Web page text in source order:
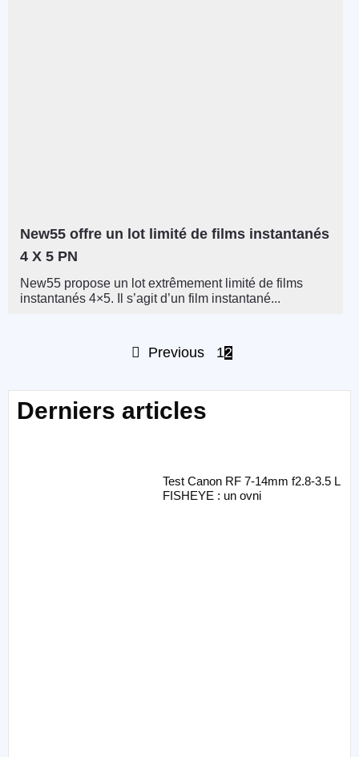
New55 offre un lot limité de films instantanés
4 X 5 PN
New55 propose un lot extrêmement limité de films
instantanés 4×5. Il s’agit d’un film instantané...
Previous 12
Derniers articles
Test Canon RF 7-14mm f2.8-3.5 L
FISHEYE : un ovni